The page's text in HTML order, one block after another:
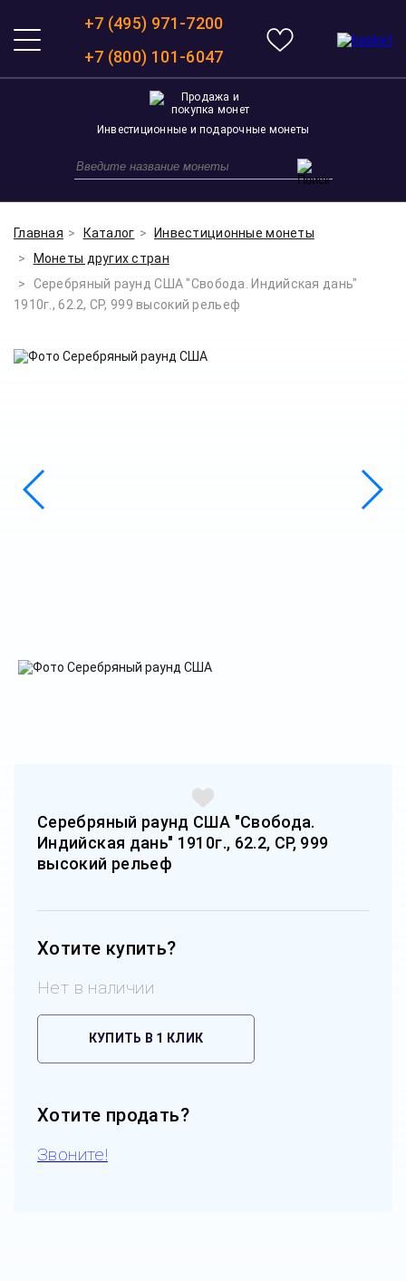
+7 (495) 971-7200
+7 (800) 101-6047
Инвестиционные и подарочные монеты
Главная Каталог
Инвестиционные монеты
Монеты других стран
Серебряный раунд США "Свобода. Индийская дань"
1910г., 62.2, СР, 999 высокий рельеф
Серебряный раунд США "Свобода.
Индийская дань" 1910г., 62.2, СР, 999
высокий рельеф
Хотите купить?
Нет в наличии
КУПИТЬ В 1 КЛИК
Хотите продать?
Звоните!